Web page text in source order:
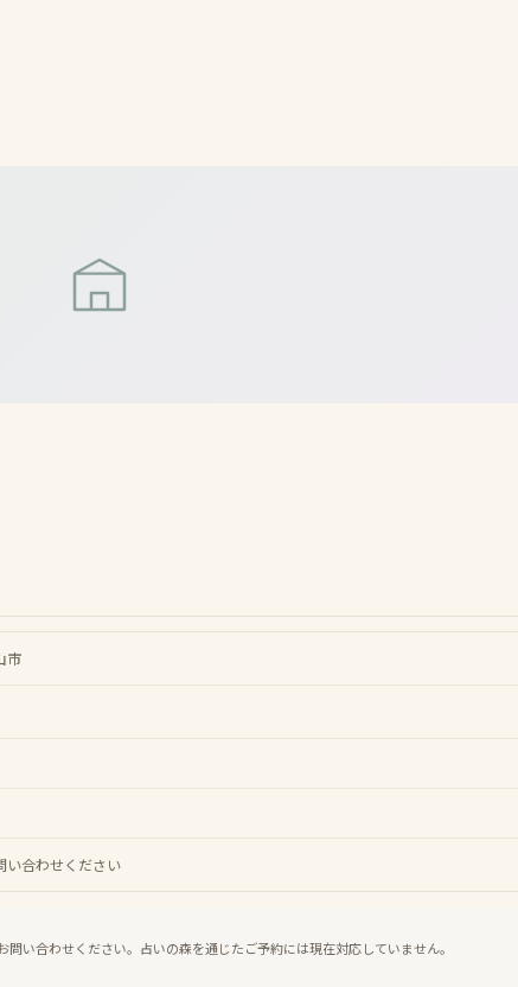
市
い合わせください
い合わせください。占いの森を通じたご予約には現在対応していません。